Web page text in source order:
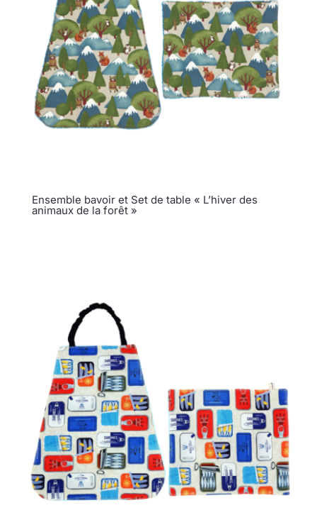
Ensemble bavoir et Set de table « L’hiver des
animaux de la forêt »